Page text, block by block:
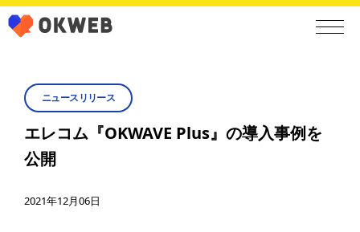
ニュースリリース
エレコム『OKWAVE Plus』の導入事例を
公開
2021年12月06日